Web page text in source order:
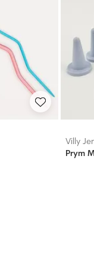
Villy
Prym